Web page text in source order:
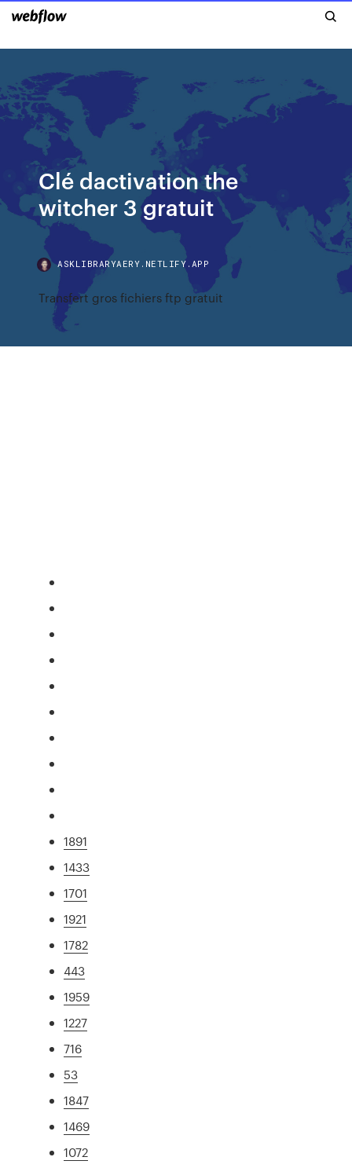
Clé dactivation the
witcher 3 gratuit
ASKLIBRARYAERY.NETLIFY.APP
Transfert gros fichiers ftp gratuit
1891
1433
1701
1921
1782
443
1959
1227
716
53
1847
1469
1072